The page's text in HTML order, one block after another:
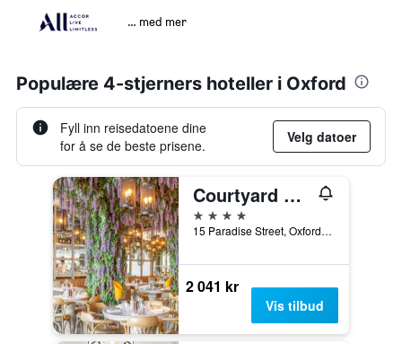
… med mer
Populære 4-stjerners hoteller i Oxford
Fyll inn reisedatoene dine
for å se de beste prisene.
Velg datoer
Courtyard by Marriott Oxford City Centre
4 stjerner
15 Paradise Street, Oxford, Storbritannia
2 041 kr
Vis tilbud